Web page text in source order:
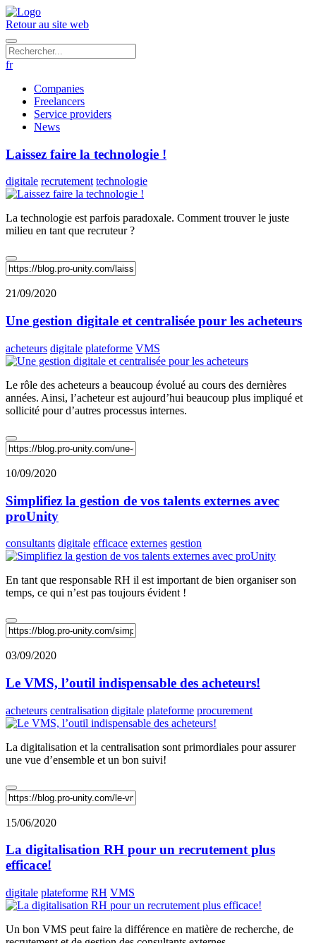
Retour au site web
fr
Companies
Freelancers
Service providers
News
Laissez faire la technologie !
digitale recrutement technologie
La technologie est parfois paradoxale. Comment trouver le juste
milieu en tant que recruteur ?
21/09/2020
Une gestion digitale et centralisée pour les acheteurs
acheteurs digitale plateforme VMS
Le rôle des acheteurs a beaucoup évolué au cours des dernières
années. Ainsi, l’acheteur est aujourd’hui beaucoup plus impliqué et
sollicité pour d’autres processus internes.
10/09/2020
Simplifiez la gestion de vos talents externes avec
proUnity
consultants digitale efficace externes gestion
En tant que responsable RH il est important de bien organiser son
temps, ce qui n’est pas toujours évident !
03/09/2020
Le VMS, l’outil indispensable des acheteurs!
acheteurs centralisation digitale plateforme procurement
La digitalisation et la centralisation sont primordiales pour assurer
une vue d’ensemble et un bon suivi!
15/06/2020
La digitalisation RH pour un recrutement plus
efficace!
digitale plateforme RH VMS
Un bon VMS peut faire la différence en matière de recherche, de